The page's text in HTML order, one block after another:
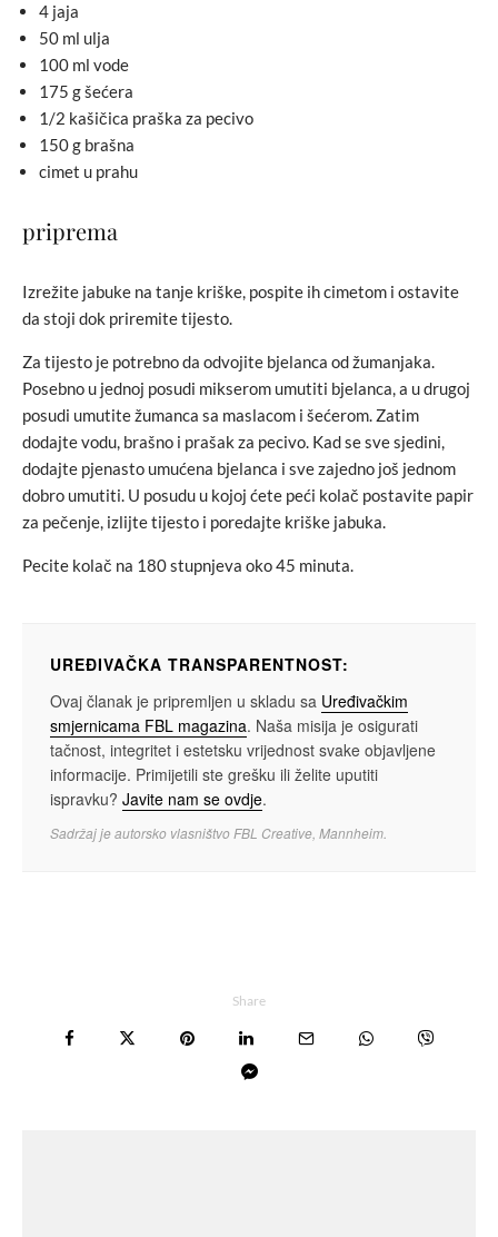
4 jaja
50 ml ulja
100 ml vode
175 g šećera
1/2 kašičica praška za pecivo
150 g brašna
cimet u prahu
priprema
Izrežite jabuke na tanje kriške, pospite ih cimetom i ostavite
da stoji dok priremite tijesto.
Za tijesto je potrebno da odvojite bjelanca od žumanjaka.
Posebno u jednoj posudi mikserom umutiti bjelanca, a u drugoj
posudi umutite žumanca sa maslacom i šećerom. Zatim
dodajte vodu, brašno i prašak za pecivo. Kad se sve sjedini,
dodajte pjenasto umućena bjelanca i sve zajedno još jednom
dobro umutiti. U posudu u kojoj ćete peći kolač postavite papir
za pečenje, izlijte tijesto i poredajte kriške jabuka.
Pecite kolač na 180 stupnjeva oko 45 minuta.
UREĐIVAČKA TRANSPARENTNOST:
Ovaj članak je pripremljen u skladu sa Uređivačkim
smjernicama FBL magazina. Naša misija je osigurati
tačnost, integritet i estetsku vrijednost svake objavljene
informacije. Primijetili ste grešku ili želite uputiti
ispravku? Javite nam se ovdje.
Sadržaj je autorsko vlasništvo FBL Creative, Mannheim.
Share